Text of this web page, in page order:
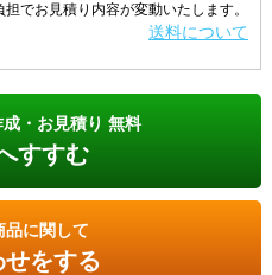
でお見積り内容が変動いたします。
送料について
・お見積り 無料
すすむ
品に関して
せをする